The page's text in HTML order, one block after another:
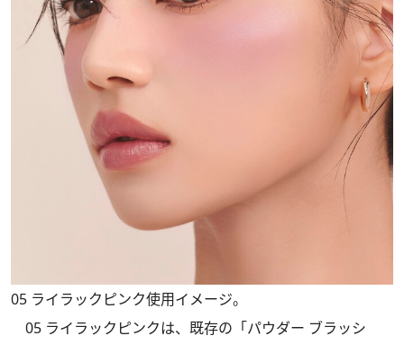
05 ライラックピンク使用イメージ。
05 ライラックピンクは、既存の「パウダー ブラッシ